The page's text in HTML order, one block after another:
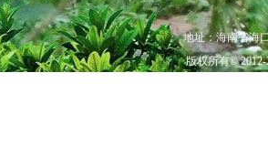
地址：海南省海
版权所有©